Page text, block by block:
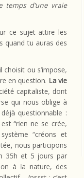
d’une vraie
ce sujet attire les
quand tu auras des
choisit ou s’impose,
en question. La vie
capitaliste, dont
qui nous oblige à
questionnable :
“rien ne se crée,
“créons et
nous participons
35h et 5 jours par
à la nature, des